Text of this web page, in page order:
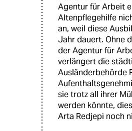
Agentur für Arbeit
Altenpflegehilfe
an, weil diese
Jahr dauert. Ohne
der Agentur für
verlängert die
Ausländerbehörde
sie trotz all ihrer
werden könnte,
Arta Redjepi noch